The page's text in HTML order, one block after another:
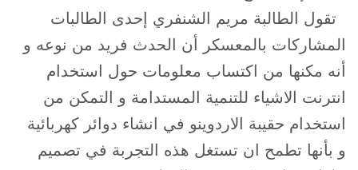
تقول الطالبة مريم الشنفري إحدى الطالبات
المشاركات بالمعسكر أن الحدث فريد من نوعه و
أنه مكنها من اكتساب معلومات حول استخدام
انترنت الاشياء للتنمية المستدامة و التمكن من
استخدام حقيبة الاردوينو في انشاء دوائر كهربائية
و بأنها تطمح ان تستغل هذه التجربة في تصميم